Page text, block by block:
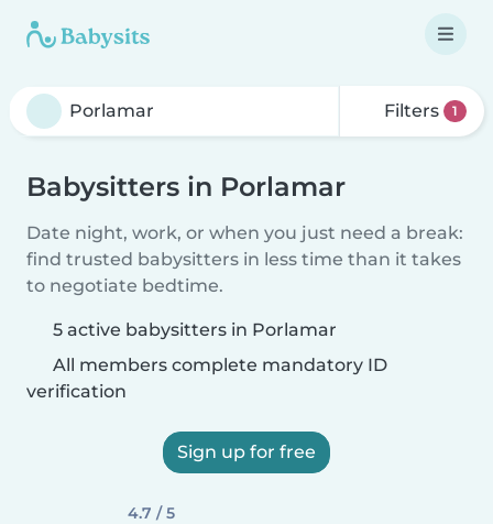
Filters 1
Babysitters in Porlamar
Date night, work, or when you just need a break:
find trusted babysitters in less time than it takes
to negotiate bedtime.
5 active babysitters in Porlamar
All members complete mandatory ID
verification
Sign up for free
4.7 / 5